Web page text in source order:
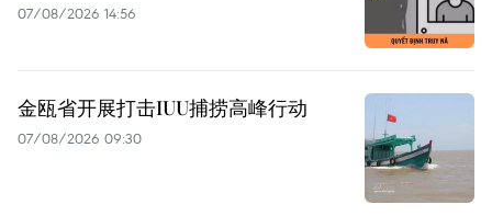
07/08/2026 14:56
金瓯省开展打击IUU捕捞高峰行动
07/08/2026 09:30